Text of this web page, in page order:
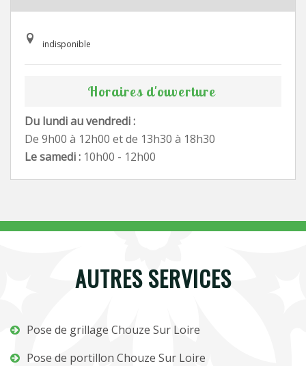
indisponible
Horaires d'ouverture
Du lundi au vendredi :
De 9h00 à 12h00 et de 13h30 à 18h30
Le samedi : 10h00 - 12h00
AUTRES SERVICES
Pose de grillage Chouze Sur Loire
Pose de portillon Chouze Sur Loire